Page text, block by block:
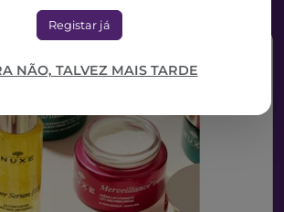
Registar já
NÃO, TALVEZ MAIS TARDE